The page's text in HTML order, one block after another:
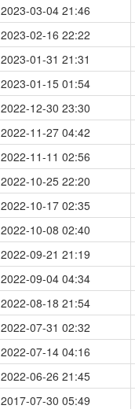
2023-03-04 21:46
2023-02-16 22:22
2023-01-31 21:31
2023-01-15 01:54
2022-12-30 23:30
2022-11-27 04:42
2022-11-11 02:56
2022-10-25 22:20
2022-10-17 02:35
2022-10-08 02:40
2022-09-21 21:19
2022-09-04 04:34
2022-08-18 21:54
2022-07-31 02:32
2022-07-14 04:16
2022-06-26 21:45
2017-07-30 05:49